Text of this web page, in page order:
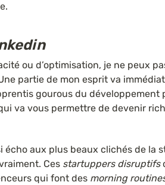
ou d’optimisation, je ne peux
partie de mon esprit va
gourous du développement
va vous permettre de devenir
aux plus beaux clichés de la
Ces startuppers disruptifs
qui font des morning